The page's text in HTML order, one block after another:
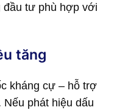
tư phù hợp với
tăng
kháng cự – hỗ trợ
phát hiệu dấu